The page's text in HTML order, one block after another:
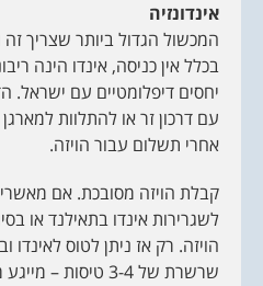
אינדונזיה
המכשול הגדול ביותר שצריך זה
בכלל אין כניסה, אינדו הינה
יחסים דיפלומטיים עם ישראל.
עם דרכון זר או להתלוות
אחרי תשלום עבור הויזה.
קבלת הויזה מסובכת. אם
לשגרירות אינדו בתאילנד או
הויזה. רק אז ניתן לטוס לאינדו
שרשרת של 3-4 טיסות – מייגע מאד.